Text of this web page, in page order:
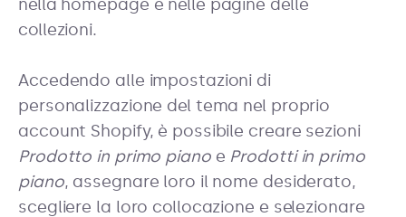
nella homepage e nelle pagine delle
collezioni.
Accedendo alle impostazioni di
personalizzazione del tema nel proprio
account Shopify, è possibile creare sezioni
Prodotto in primo pianoe Prodotti in primo
piano, assegnare loro il nome desiderato,
scegliere la loro collocazione e selezionare